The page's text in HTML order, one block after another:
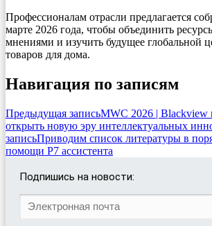
Профессионалам отрасли предлагается
марте 2026 года, чтобы объединить
мнениями и изучить будущее глобальной
товаров для дома.
Навигация по записям
Предыдущая записьMWC 2026 | Blackview
открыть новую эру интеллектуальных
записьПриводим список литературы в
помощи Р7 ассистента
Подпишись на новости: